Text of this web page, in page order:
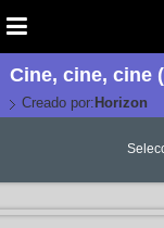
Cine, cine, cine
Creado por: Horizon